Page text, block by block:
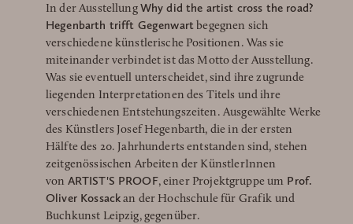
In der Ausstellung Why did the artist cross the road?
Hegenbarth trifft Gegenwart begegnen sich
verschiedene künstlerische Positionen. Was sie
miteinander verbindet ist das Motto der Ausstellung.
Was sie eventuell unterscheidet, sind ihre zugrunde
liegenden Interpretationen des Titels und ihre
verschiedenen Entstehungszeiten. Ausgewählte Werke
des Künstlers Josef Hegenbarth, die in der ersten
Hälfte des 20. Jahrhunderts entstanden sind, stehen
zeitgenössischen Arbeiten der KünstlerInnen
von ARTIST'S PROOF, einer Projektgruppe um Prof.
Oliver Kossack an der Hochschule für Grafik und
Buchkunst Leipzig, gegenüber.